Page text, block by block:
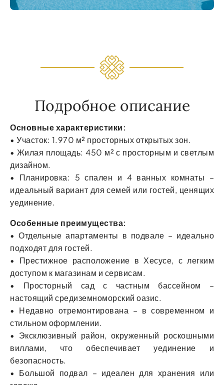
Подробное описание
Основные характеристики:
• Участок: 1.970 м² просторных открытых зон.
• Жилая площадь: 450 м² с просторным и светлым
дизайном.
• Планировка: 5 спален и 4 ванных комнаты –
идеальный вариант для семей или гостей, ценящих
уединение.
Особенные преимущества:
• Отдельные апартаменты в подвале – идеально
подходят для гостей.
• Престижное расположение в Хесусе, с легким
доступом к магазинам и сервисам.
• Просторный сад с частным бассейном –
настоящий средиземноморский оазис.
• Недавно отремонтирована – в современном и
стильном оформлении.
• Эксклюзивный район, окруженный роскошными
виллами, что обеспечивает уединение и
безопасность.
• Большой подвал – идеален для хранения или